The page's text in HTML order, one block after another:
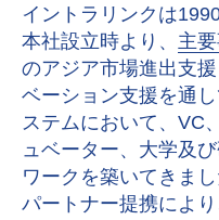
イントラリンクは
本社設立時より、 主
のアジア市場進出支
ベーション支援を通
ステムにおいて、VC
ュベーター、大学及
ワークを築いてきま
パートナー提携によ